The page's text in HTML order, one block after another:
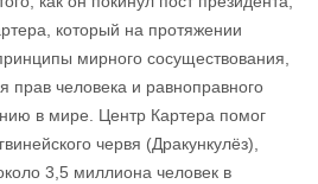
который на протяжении
мирного сосуществования,
прав человека и равноправного
в мире. Центр Картера помог
червя (Дракункулёз),
3,5 миллиона человек в